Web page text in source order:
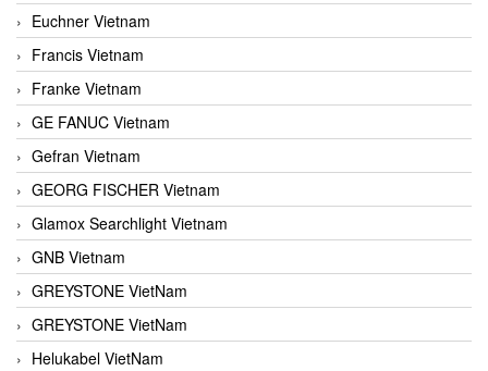
Euchner Vietnam
Francis Vietnam
Franke Vietnam
GE FANUC Vietnam
Gefran Vietnam
GEORG FISCHER Vietnam
Glamox Searchlight Vietnam
GNB Vietnam
GREYSTONE VietNam
GREYSTONE VietNam
Helukabel VietNam